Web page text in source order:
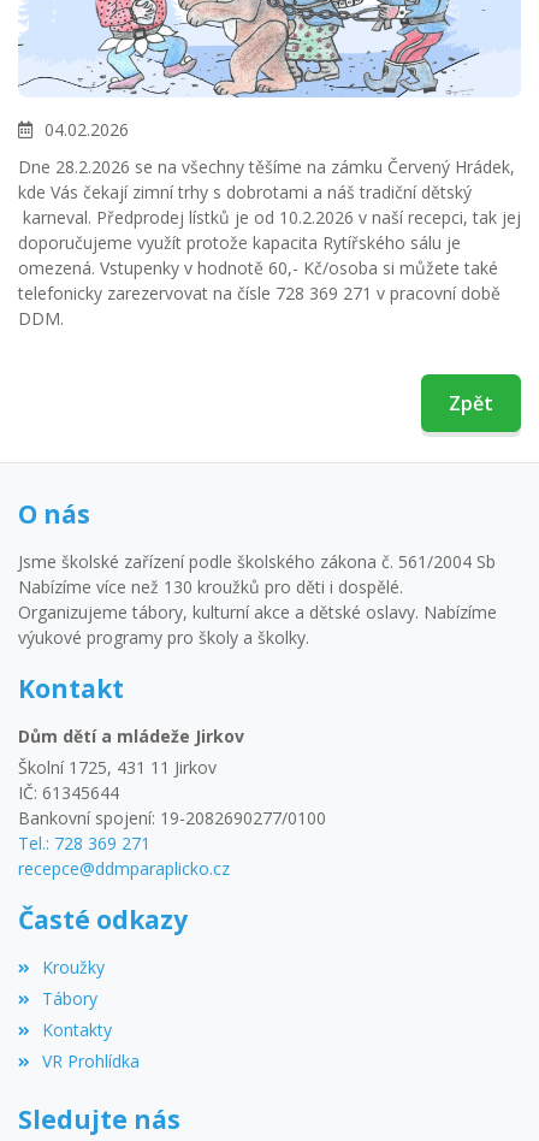
04.02.2026
Dne 28.2.2026 se na všechny těšíme na zámku Červený Hrádek,
kde Vás čekají zimní trhy s dobrotami a náš tradiční dětský
karneval. Předprodej lístků je od 10.2.2026 v naší recepci, tak jej
doporučujeme využít protože kapacita Rytířského sálu je
omezená. Vstupenky v hodnotě 60,- Kč/osoba si můžete také
telefonicky zarezervovat na čísle 728 369 271 v pracovní době
DDM.
Zpět
O nás
Jsme školské zařízení podle školského zákona č. 561/2004 Sb
Nabízíme více než 130 kroužků pro děti i dospělé.
Organizujeme tábory, kulturní akce a dětské oslavy. Nabízíme
výukové programy pro školy a školky.
Kontakt
Dům dětí a mládeže Jirkov
Školní 1725, 431 11 Jirkov
IČ: 61345644
Bankovní spojení: 19-2082690277/0100
Tel.: 728 369 271
recepce@ddmparaplicko.cz
Časté odkazy
Kroužky
Tábory
Kontakty
VR Prohlídka
Sledujte nás